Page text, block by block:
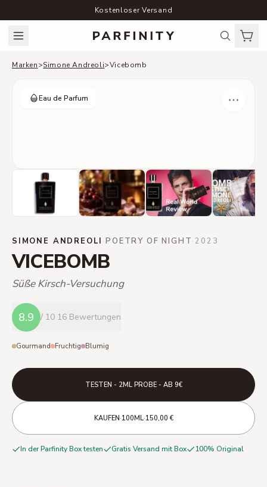
Kostenloser Versand
Marken>Simone Andreoli>Vicebomb
Eau de Parfum
SIMONE ANDREOLI ·POETRY OF NIGHT·2023
VICEBOMB
Süße Kirsch-Versuchung
8.9 / 10 16 Bewertungen
Gourmand Fruchtig Blumig
TESTEN - 2ML PROBE - AB 9€
KAUFEN·100ML·150,00 €
In der Parfinity Box testen Gratis Versand mit Box 100% Original